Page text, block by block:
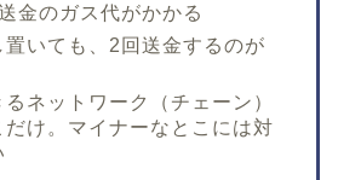
金のガス代がかかる
置いても、2回送金するのが
ネットワーク（チェーン）
だけ。マイナーなとこには対